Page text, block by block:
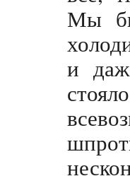
Мы
и